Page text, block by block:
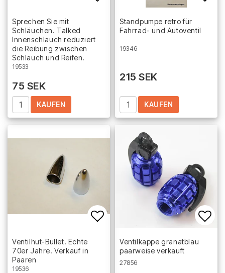
Add to list of favorites
Sprechen Sie mit
Schläuchen. Talked
Innenschlauch reduziert
die Reibung zwischen
Schlauch und Reifen.
19533
75 SEK
KAUFEN
Standpumpe retro für
Fahrrad- und Autoventil
19346
215 SEK
KAUFEN
Add to list of favorites
Ventilhut-Bullet. Echte
70er Jahre. Verkauf in
Paaren
19536
Ventilkappe granatblau
paarweise verkauft
27856